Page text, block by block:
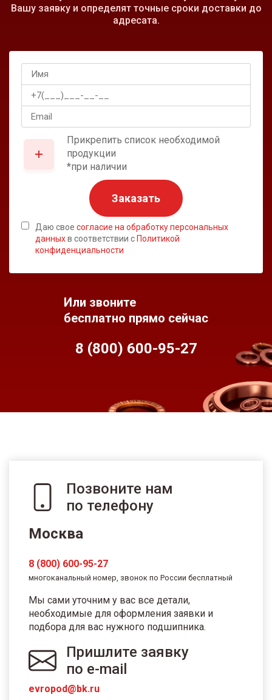
Вашу заявку и определят точные сроки доставки до
адресата.
Прикрепить список необходимой
продукции
*при наличии
Заказать
Даю свое согласие на обработку персональных
данныхв соответствии с Политикой
конфиденциальности
Или звоните
бесплатно прямо сейчас
8 (800) 600-95-27
Позвоните нам
по телефону
Москва
8 (800) 600-95-27
многоканальный номер, звонок по России бесплатный
Мы сами уточним у вас все детали,
необходимые для оформления заявки и
подбора для вас нужного подшипника.
Пришлите заявку
по e-mail
evropod@bk.ru